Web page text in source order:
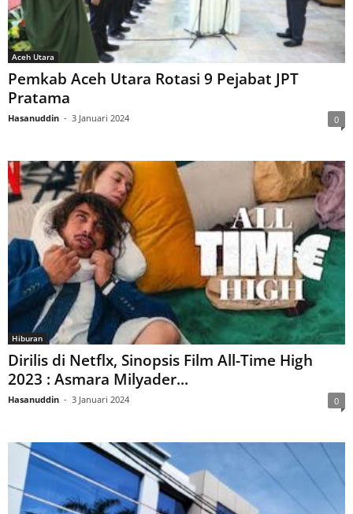
Aceh Utara
Pemkab Aceh Utara Rotasi 9 Pejabat JPT
Pratama
Hasanuddin - 3 Januari 2024 0
Hiburan
Dirilis di Netflx, Sinopsis Film All-Time High
2023 : Asmara Milyader...
Hasanuddin - 3 Januari 2024 0